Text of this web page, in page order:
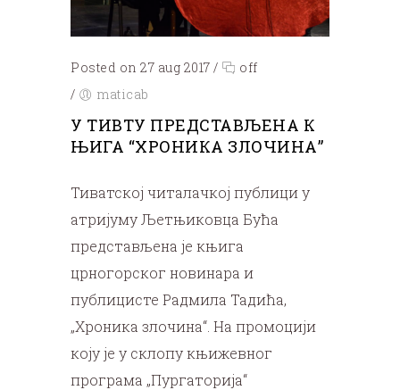
Posted on 27 aug 2017 /
off
/
maticab
У ТИВТУ ПРЕДСТАВЉЕНА К
ЊИГА “ХРОНИКА ЗЛОЧИНА”
Тиватској читалачкој публици у
атријуму Љетњиковца Бућа
представљена је књига
црногорског новинара и
публицисте Радмила Тадића,
„Хроника злочина“. На промоцији
коју је у склопу књижевног
програма „Пургаторија“